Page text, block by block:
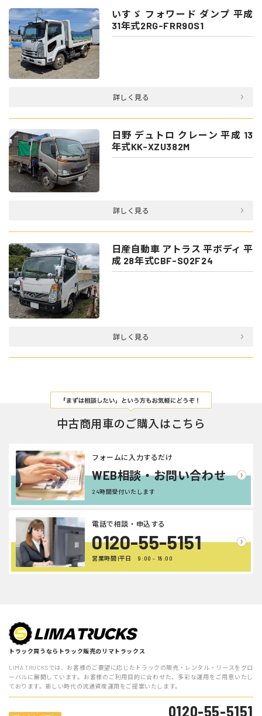
いすゞ フォワード ダンプ 平成
31年式2RG-FRR90S1
詳しく見る
日野 デュトロ クレーン 平成 13
年式KK-XZU382M
詳しく見る
日産自動車 アトラス 平ボディ 平
成 28年式CBF-SQ2F24
詳しく見る
中古商用車のご購入はこちら
WEB相談・お問い合わせ
フォームに入力するだけ
24時間受付いたします
0120-55-5151
電話で相談・申込する
営業時間 |平日 9:00 - 18:00
トラック買うならトラック販売のリマトラックス
LIMA TRUCKSでは、お客様のご要望に応じたトラックの販売・レンタル・リースをグロ
ーバルに展開しています。お客様のご利用目的に合わせた、多彩な運用をご用意いたし
ております。新しい時代の流通資産運用をご提案いたします。
0120-55-5151